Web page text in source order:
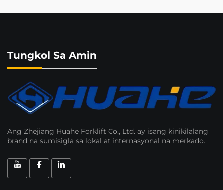
Tungkol Sa Amin
Ang Zhejiang Huahe Forklift Co., Ltd. ay isang kinikilalang
brand na sumisigla sa lokal at internasyonal na merkado.